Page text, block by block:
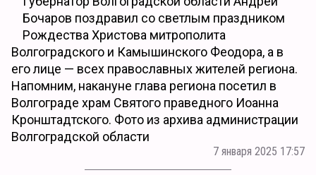
Бочаров поздравил со светлым праздником
Рождества Христова митрополита
Волгоградского и Камышинского Феодора, а в
его лице — всех православных жителей региона.
Напомним, накануне глава региона посетил в
Волгограде храм Святого праведного Иоанна
Кронштадтского. Фото из архива администрации
Волгоградской области
7 января 2025 17:57